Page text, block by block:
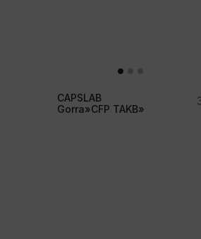
CAPSLAB
Gorra»CFP TAKB»